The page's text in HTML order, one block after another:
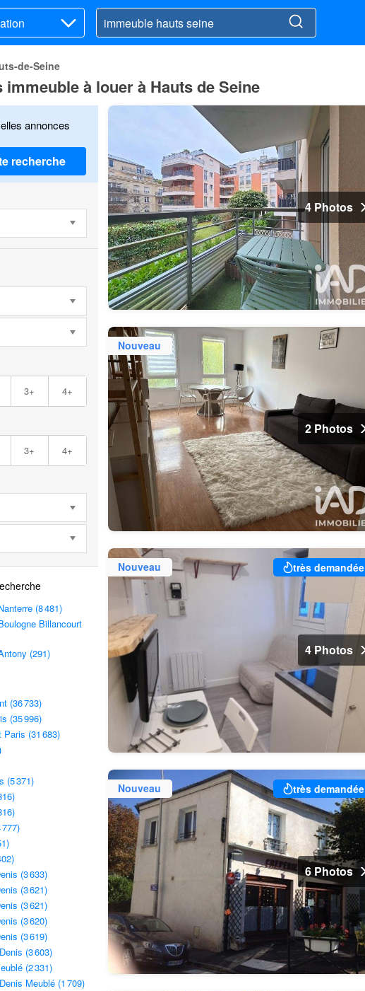
de-Seine
immeuble à louer à Hauts de Seine
annonces
recherche
3+ 4+
3+ 4+
(8 481)
Billancourt
(291)
(36 733)
(35 996)
(31 683)
(5 371)
(3 633)
(3 621)
(3 621)
(3 620)
(3 619)
(3 603)
(2 331)
Meublé (1 709)
4 Photos
Nouveau
2 Photos
Nouveau très demandée
4 Photos
Nouveau très demandée
6 Photos